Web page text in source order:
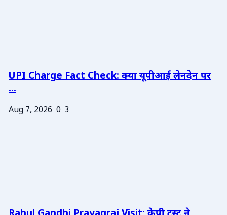
UPI Charge Fact Check: क्या यूपीआई लेनदेन पर
...
Aug 7, 2026 0 3